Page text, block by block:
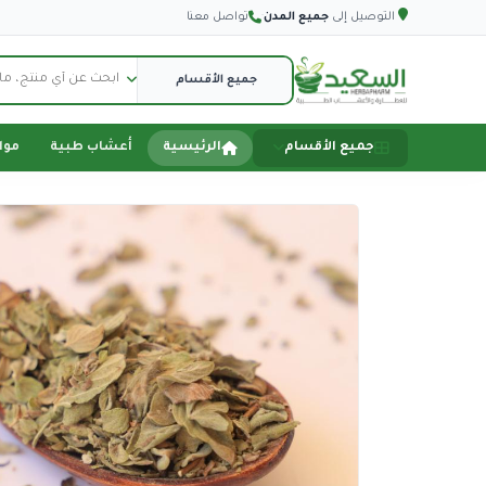
التوصيل إلى جميع المدن· تواصل معنا
جميع الأقسام
الصفحة الرئيسية
أعشاب طبية
اكسسورات سيارة
اكسسوارات هاتف
الرئيسية أعشاب طبية